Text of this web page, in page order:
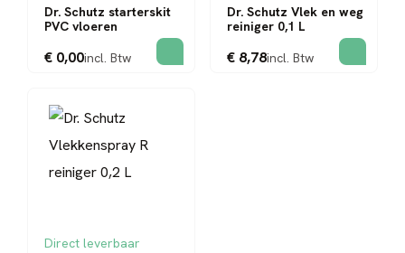
Dr. Schutz starterskit
PVC vloeren
€ 0,00incl. Btw
Dr. Schutz Vlek en weg
reiniger 0,1 L
€ 8,78incl. Btw
Direct leverbaar